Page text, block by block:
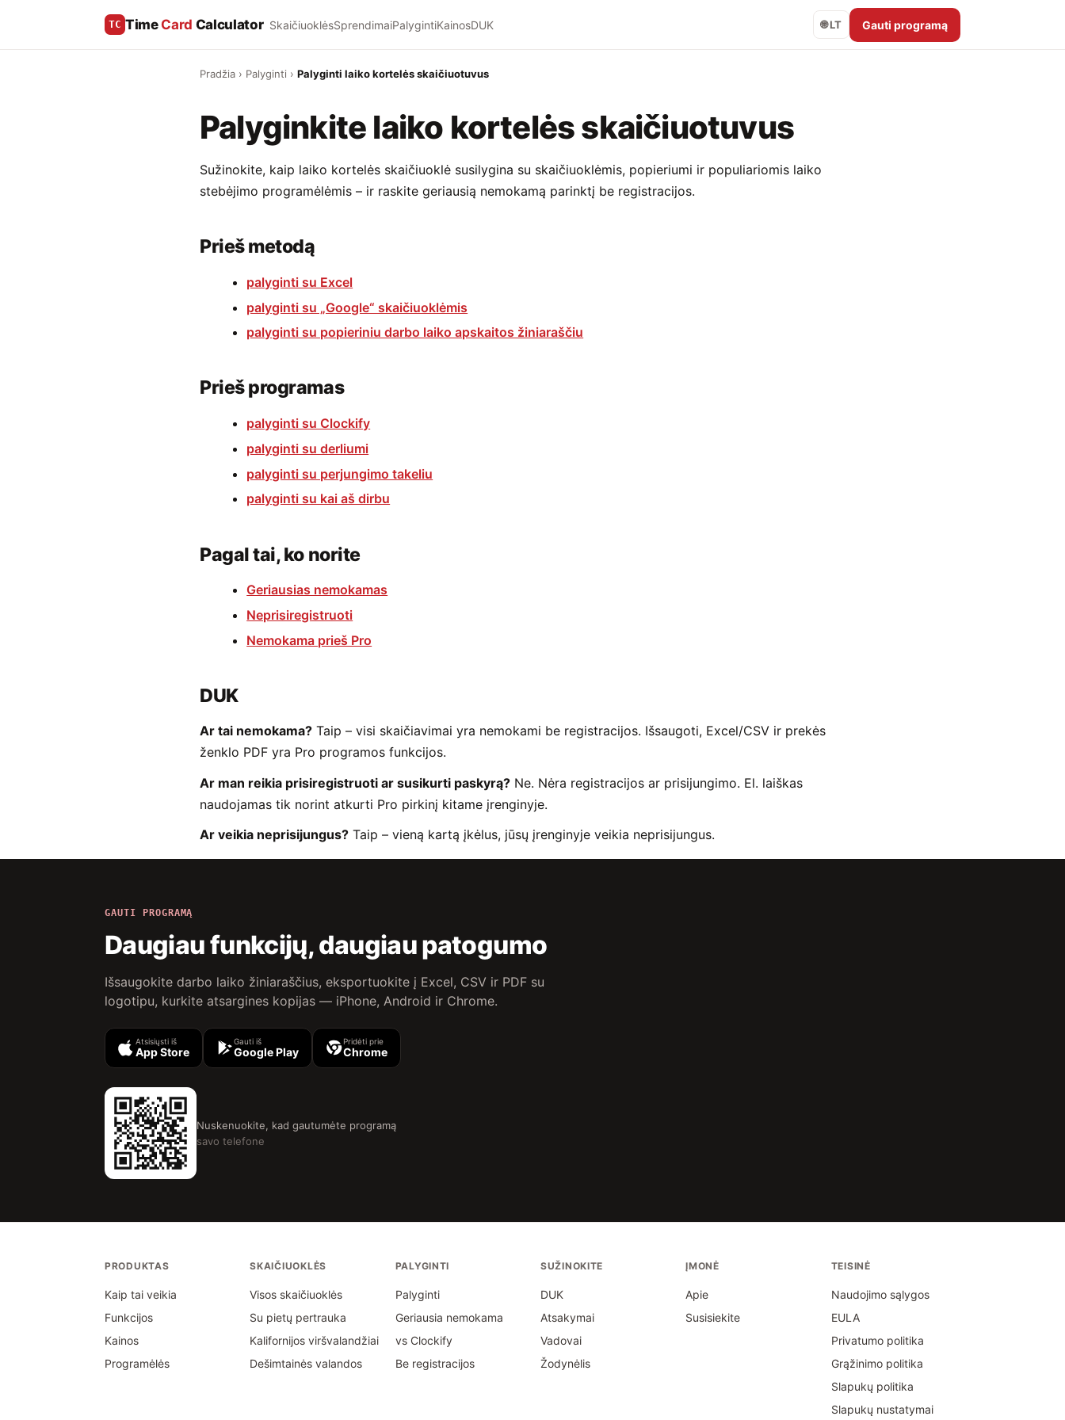
TC Time Card Calculator SkaičiuoklėsSprendimaiPalygintiKainosDUK 🌐 LT Gauti programą
Pradžia › Palyginti › Palyginti laiko kortelės skaičiuotuvus
Palyginkite laiko kortelės skaičiuotuvus
Sužinokite, kaip laiko kortelės skaičiuoklė susilygina su skaičiuoklėmis, popieriumi ir populiariomis laiko
stebėjimo programėlėmis – ir raskite geriausią nemokamą parinktį be registracijos.
Prieš metodą
palyginti su Excel
palyginti su „Google“ skaičiuoklėmis
palyginti su popieriniu darbo laiko apskaitos žiniaraščiu
Prieš programas
palyginti su Clockify
palyginti su derliumi
palyginti su perjungimo takeliu
palyginti su kai aš dirbu
Pagal tai, ko norite
Geriausias nemokamas
Neprisiregistruoti
Nemokama prieš Pro
DUK
Ar tai nemokama? Taip – visi skaičiavimai yra nemokami be registracijos. Išsaugoti, Excel/CSV ir prekės
ženklo PDF yra Pro programos funkcijos.
Ar man reikia prisiregistruoti ar susikurti paskyrą? Ne. Nėra registracijos ar prisijungimo. El. laiškas
naudojamas tik norint atkurti Pro pirkinį kitame įrenginyje.
Ar veikia neprisijungus? Taip – vieną kartą įkėlus, jūsų įrenginyje veikia neprisijungus.
GAUTI PROGRAMĄ
Daugiau funkcijų, daugiau patogumo
Išsaugokite darbo laiko žiniaraščius, eksportuokite į Excel, CSV ir PDF su
logotipu, kurkite atsargines kopijas — iPhone, Android ir Chrome.
Atsisiųsti iš
App Store
Gauti iš
Google Play
Pridėti prie
Chrome
Nuskenuokite, kad gautumėte programą
savo telefone
PRODUKTAS
Kaip tai veikia
Funkcijos
Kainos
Programėlės
SKAIČIUOKLĖS
Visos skaičiuoklės
Su pietų pertrauka
Kalifornijos viršvalandžiai
Dešimtainės valandos
PALYGINTI
Palyginti
Geriausia nemokama
vs Clockify
Be registracijos
SUŽINOKITE
DUK
Atsakymai
Vadovai
Žodynėlis
ĮMONĖ
Apie
Susisiekite
TEISINĖ
Naudojimo sąlygos
EULA
Privatumo politika
Grąžinimo politika
Slapukų politika
Slapukų nustatymai